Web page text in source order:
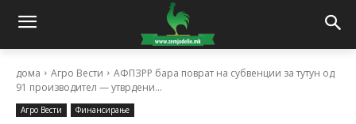
дома Агро Вести
АФПЗРР бара поврат на субвенции за тутун од
91 производител — утврдени...
Агро Вести Финансирање